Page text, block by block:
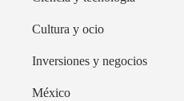
Cultura y ocio
Inversiones y negocios
México